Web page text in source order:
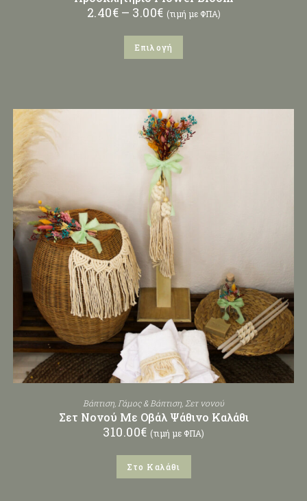
2.40€ – 3.00€ (τιμή με ΦΠΑ)
Επιλογή
Βάπτιση Γάμος & Βάπτιση Σετ νονού
Σετ Νονού Με Οβάλ Ψάθινο Καλάθι
310.00€ (τιμή με ΦΠΑ)
Στο Καλάθι